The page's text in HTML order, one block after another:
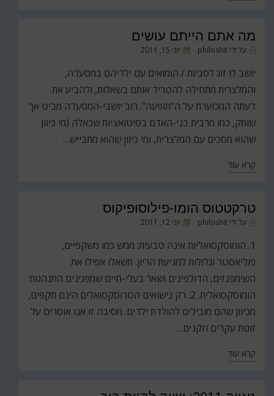
מה אתם הייתם עושים
על ידי philoshit
פורסם
יוני 15, 2011
יושב לו זוג לסביות / הומואים עם ילדיהם במסעדה,
והמלצרית מתחילה להטריד אותם בשאלות, ולהביע את
דעתה המכוערת על ה"תופעה". רוב יושבי-המסעדה מביט אך
שותק, כמו מרבית בני-האדם בסיטואציות שכאלה (מי כיוון
שהוא מסכים עם המלצרית, ומי כיוון שהוא מתבייש…
קרא עוד
טרקטטוס הומו-פילוסופיקוס
על ידי philoshit
פורסם
יוני 12, 2011
1. הומוסקסואליות אינה טבעית; ממש כמו משקפיים,
פוליאסטר וגלולות למניעת הריון. תשאלו אפילו את
השימפנזים, הדולפינים ושאר בעלי-חיים שמפגינים התנהגות
הומוסקסואלית. 2. רק נישואים הטרוסקסואלים הינם תקפים,
מכיוון שהם מובילים להולדת ילדים. מסיבה זו אנו אוסרים על
זוגות עקרים וזקנים…
קרא עוד